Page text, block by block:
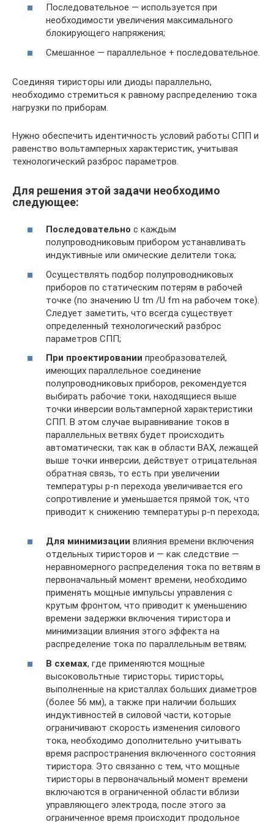
Последовательное — используется при
необходимости увеличения максимального
блокирующего напряжения;
Смешанное — параллельное + последовательное.
Соединяя тиристоры или диоды параллельно,
необходимо стремиться к равному распределению тока
нагрузки по приборам.
Нужно обеспечить идентичность условий работы СПП и
равенство вольтамперных характеристик, учитывая
технологический разброс параметров.
Для решения этой задачи необходимо
следующее:
Последовательно с каждым
полупроводниковым прибором устанавливать
индуктивные или омические делители тока;
Осуществлять подбор полупроводниковых
приборов по статическим потерям в рабочей
точке (по значению U tm /U fm на рабочем токе).
Следует заметить, что всегда существует
определенный технологический разброс
параметров СПП;
При проектировании преобразователей,
имеющих параллельное соединение
полупроводниковых приборов, рекомендуется
выбирать рабочие токи, находящиеся выше
точки инверсии вольтамперной характеристики
СПП. В этом случае выравнивание токов в
параллельных ветвях будет происходить
автоматически, так как в области ВАХ, лежащей
выше точки инверсии, действует отрицательная
обратная связь, то есть при увеличении
температуры р-n перехода увеличивается его
сопротивление и уменьшается прямой ток, что
приводит к снижению температуры р-n перехода;
Для минимизации влияния времени включения
отдельных тиристоров и — как следствие —
неравномерного распределения тока по ветвям в
первоначальный момент времени, необходимо
применять мощные импульсы управления с
крутым фронтом, что приводит к уменьшению
времени задержки включения тиристора и
минимизации влияния этого эффекта на
распределение тока по параллельным ветвям;
В схемах, где применяются мощные
высоковольтные тиристоры; тиристоры,
выполненные на кристаллах больших диаметров
(более 56 мм), а также при наличии больших
индуктивностей в силовой части, которые
ограничивают скорость изменения силового
тока, необходимо дополнительно учитывать
время распространения включенного состояния
тиристора. Это связанно с тем, что мощные
тиристоры в первоначальный момент времени
включаются в ограниченной области вблизи
управляющего электрода, после этого за
ограниченное время происходит продольное